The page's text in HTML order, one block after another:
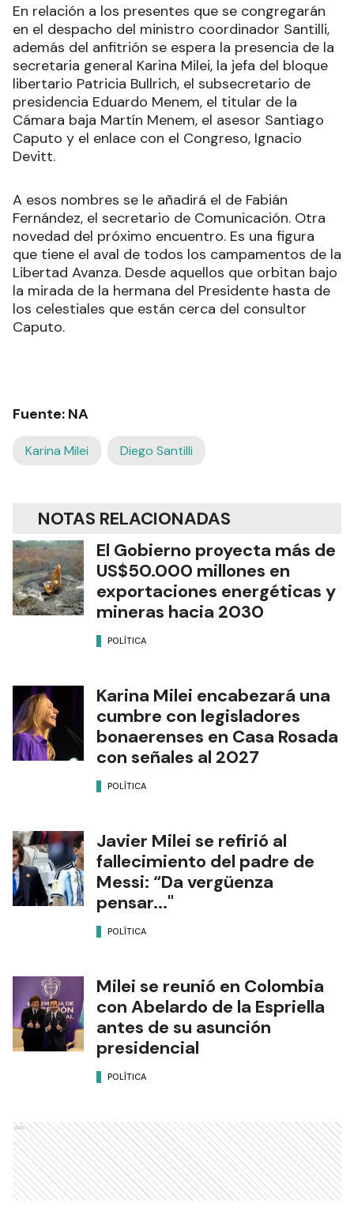
En relación a los presentes que se congregarán
en el despacho del ministro coordinador Santilli,
además del anfitrión se espera la presencia de la
secretaria general Karina Milei, la jefa del bloque
libertario Patricia Bullrich, el subsecretario de
presidencia Eduardo Menem, el titular de la
Cámara baja Martín Menem, el asesor Santiago
Caputo y el enlace con el Congreso, Ignacio
Devitt.
A esos nombres se le añadirá el de Fabián
Fernández, el secretario de Comunicación. Otra
novedad del próximo encuentro. Es una figura
que tiene el aval de todos los campamentos de la
Libertad Avanza. Desde aquellos que orbitan bajo
la mirada de la hermana del Presidente hasta de
los celestiales que están cerca del consultor
Caputo.
Fuente: NA
Karina Milei Diego Santilli
NOTAS RELACIONADAS
El Gobierno proyecta más de
US$50.000 millones en
exportaciones energéticas y
mineras hacia 2030
POLÍTICA
Karina Milei encabezará una
cumbre con legisladores
bonaerenses en Casa Rosada
con señales al 2027
POLÍTICA
Javier Milei se refirió al
fallecimiento del padre de
Messi: “Da vergüenza
pensar..."
POLÍTICA
Milei se reunió en Colombia
con Abelardo de la Espriella
antes de su asunción
presidencial
POLÍTICA
Ads